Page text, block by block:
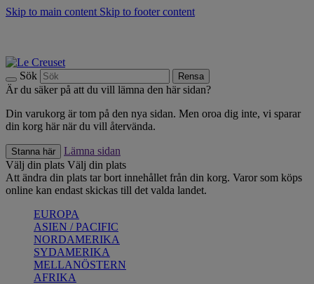
Skip to main content Skip to footer content
Sök Rensa
Är du säker på att du vill lämna den här sidan?
Din varukorg är tom på den nya sidan. Men oroa dig inte, vi sparar
din korg här när du vill återvända.
Stanna här
Lämna sidan
Välj din plats Välj din plats
Att ändra din plats tar bort innehållet från din korg. Varor som köps
online kan endast skickas till det valda landet.
EUROPA
ASIEN / PACIFIC
NORDAMERIKA
SYDAMERIKA
MELLANÖSTERN
AFRIKA